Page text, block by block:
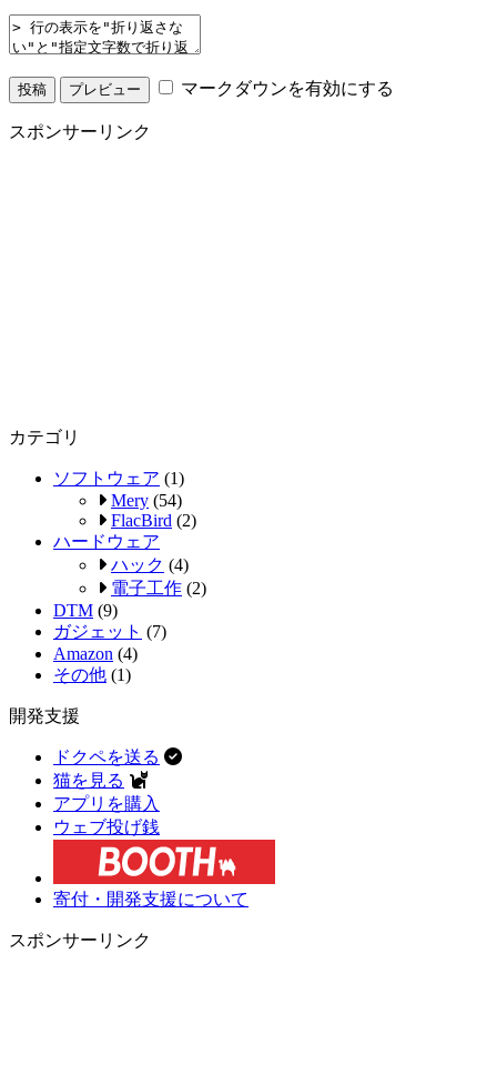
マークダウンを有効にする
スポンサーリンク
カテゴリ
ソフトウェア (1)
Mery (54)
FlacBird (2)
ハードウェア
ハック (4)
電子工作 (2)
DTM (9)
ガジェット (7)
Amazon (4)
その他 (1)
開発支援
ドクペを送る
猫を見る
アプリを購入
ウェブ投げ銭
寄付・開発支援について
スポンサーリンク